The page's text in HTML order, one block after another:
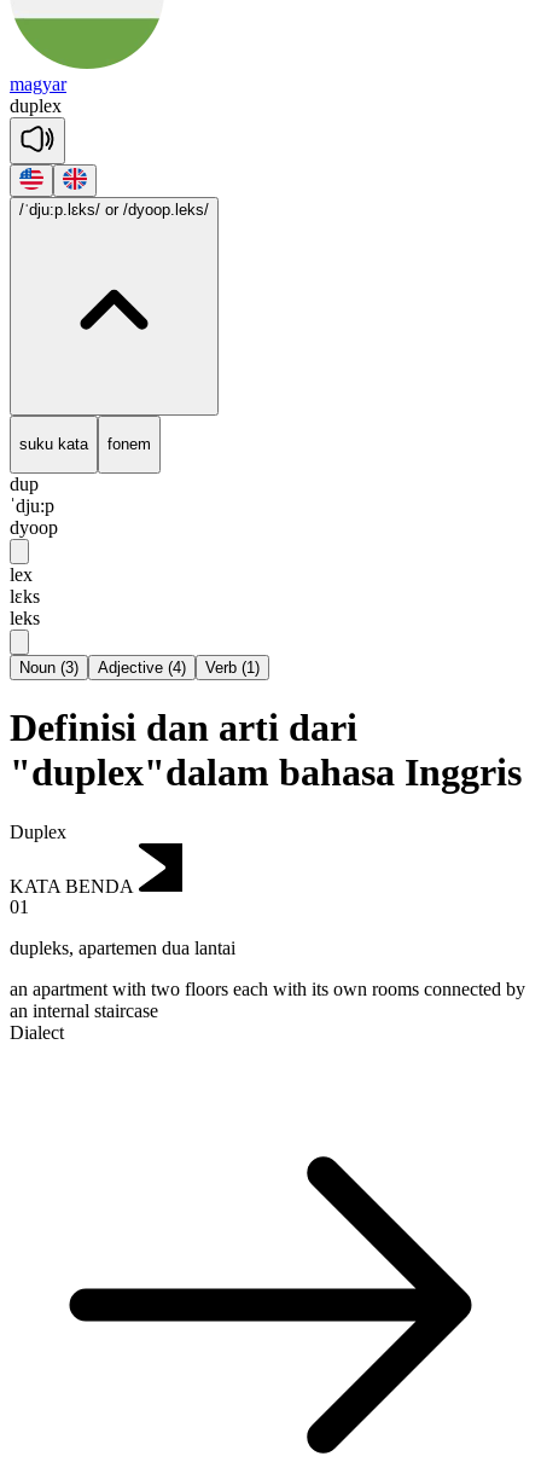
magyar
duplex
/ˈdju:p.lɛks/ or /dyoop.leks/
suku kata fonem
dup
ˈdju:p
dyoop
lex
lɛks
leks
Noun (3) Adjective (4) Verb (1)
Definisi dan arti dari
"duplex"dalam bahasa Inggris
Duplex
KATA BENDA
01
dupleks, apartemen dua lantai
an apartment with two floors each with its own rooms connected by
an internal staircase
Dialect